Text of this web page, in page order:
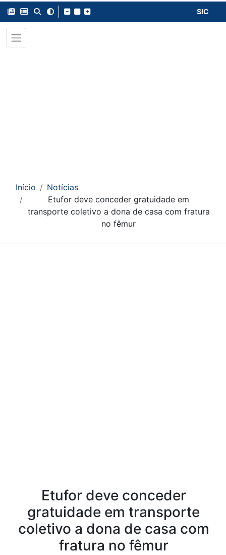
SIC
Início
Notícias
Etufor deve conceder gratuidade em
transporte coletivo a dona de casa com fratura
no fêmur
Etufor deve conceder
gratuidade em transporte
coletivo a dona de casa com
fratura no fêmur